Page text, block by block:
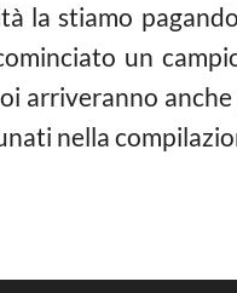
la stiamo
un
arriveranno
nella